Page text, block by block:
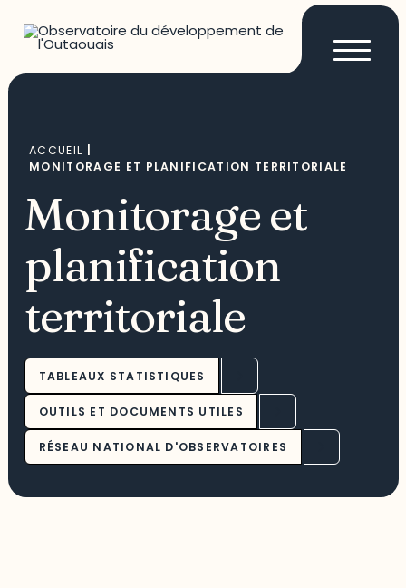
ACCUEIL
MONITORAGE ET PLANIFICATION TERRITORIALE
Monitorage et
planification
territoriale
TABLEAUX STATISTIQUES
OUTILS ET DOCUMENTS UTILES
RÉSEAU NATIONAL D'OBSERVATOIRES